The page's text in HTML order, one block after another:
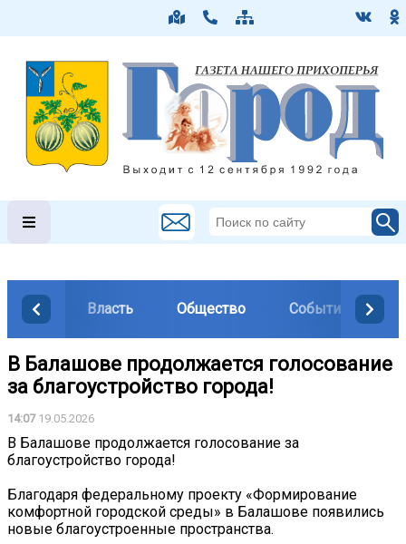
Власть Общество События
В Балашове продолжается голосование
за благоустройство города! ️
14:0719.05.2026
В Балашове продолжается голосование за
благоустройство города! ️
Благодаря федеральному проекту «Формирование
комфортной городской среды» в Балашове появились
новые благоустроенные пространства.